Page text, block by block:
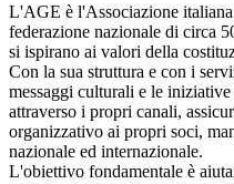
L'AGE è l'Associazione
federazione nazionale di circa
si ispirano ai valori della
Con la sua struttura e con i
messaggi culturali e le
attraverso i propri canali,
organizzativo ai propri soci,
nazionale ed internazionale.
L'obiettivo fondamentale è